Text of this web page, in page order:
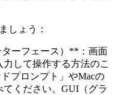
しょう：
ターフェース）**：画面
して操作する方法のこ
プロンプト」やMacの
てください。GUI（グラ